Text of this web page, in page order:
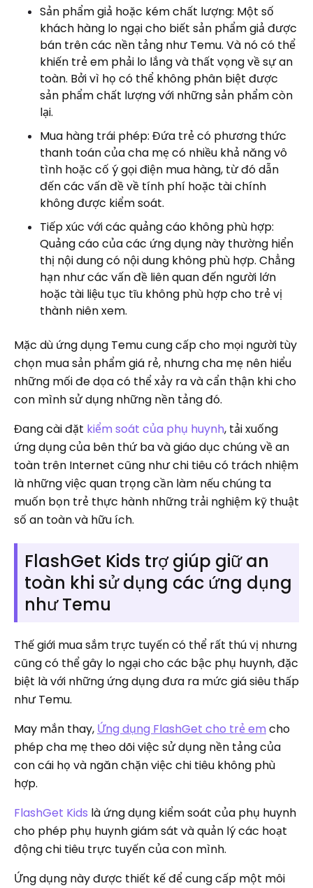
Sản phẩm giả hoặc kém chất lượng: Một số
khách hàng lo ngại cho biết sản phẩm giả được
bán trên các nền tảng như Temu. Và nó có thể
khiến trẻ em phải lo lắng và thất vọng về sự an
toàn. Bởi vì họ có thể không phân biệt được
sản phẩm chất lượng với những sản phẩm còn
lại.
Mua hàng trái phép: Đứa trẻ có phương thức
thanh toán của cha mẹ có nhiều khả năng vô
tình hoặc cố ý gọi điện mua hàng, từ đó dẫn
đến các vấn đề về tính phí hoặc tài chính
không được kiểm soát.
Tiếp xúc với các quảng cáo không phù hợp:
Quảng cáo của các ứng dụng này thường hiển
thị nội dung có nội dung không phù hợp. Chẳng
hạn như các vấn đề liên quan đến người lớn
hoặc tài liệu tục tĩu không phù hợp cho trẻ vị
thành niên xem.
Mặc dù ứng dụng Temu cung cấp cho mọi người tùy
chọn mua sản phẩm giá rẻ, nhưng cha mẹ nên hiểu
những mối đe dọa có thể xảy ra và cẩn thận khi cho
con mình sử dụng những nền tảng đó.
Đang cài đặt kiểm soát của phụ huynh, tải xuống
ứng dụng của bên thứ ba và giáo dục chúng về an
toàn trên Internet cũng như chi tiêu có trách nhiệm
là những việc quan trọng cần làm nếu chúng ta
muốn bọn trẻ thực hành những trải nghiệm kỹ thuật
số an toàn và hữu ích.
FlashGet Kids trợ giúp giữ an
toàn khi sử dụng các ứng dụng
như Temu
Thế giới mua sắm trực tuyến có thể rất thú vị nhưng
cũng có thể gây lo ngại cho các bậc phụ huynh, đặc
biệt là với những ứng dụng đưa ra mức giá siêu thấp
như Temu.
May mắn thay, Ứng dụng FlashGet cho trẻ em cho
phép cha mẹ theo dõi việc sử dụng nền tảng của
con cái họ và ngăn chặn việc chi tiêu không phù
hợp.
FlashGet Kids là ứng dụng kiểm soát của phụ huynh
cho phép phụ huynh giám sát và quản lý các hoạt
động chi tiêu trực tuyến của con mình.
Ứng dụng này được thiết kế để cung cấp một môi